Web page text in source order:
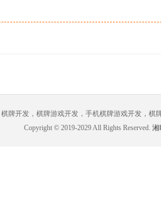
棋牌开发，棋牌游戏开发，手机棋牌游戏开发，棋
Copyright © 2019-2029 All Rights Reserved. 湘